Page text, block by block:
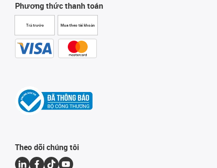
Phương thức thanh toán
Trả trước Mua theo tài khoản
Theo dõi chúng tôi